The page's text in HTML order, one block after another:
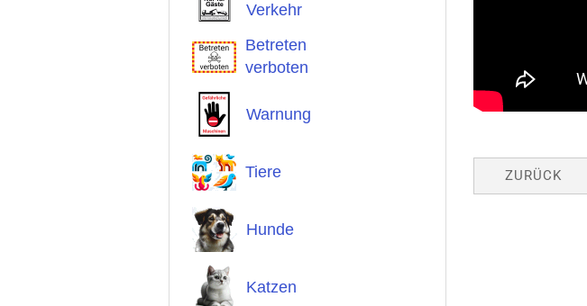
ZURÜCK
Verkehr
Betreten
verboten
Warnung
Tiere
Hunde
Katzen